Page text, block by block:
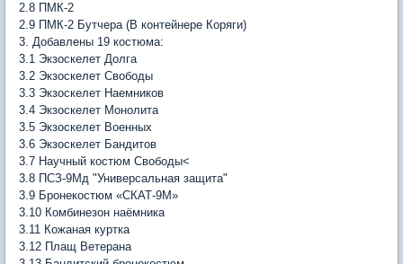
2.8 ПМК-2
2.9 ПМК-2 Бутчера (В контейнере Коряги)
3. Добавлены 19 костюма:
3.1 Экзоскелет Долга
3.2 Экзоскелет Свободы
3.3 Экзоскелет Наемников
3.4 Экзоскелет Монолита
3.5 Экзоскелет Военных
3.6 Экзоскелет Бандитов
3.7 Научный костюм Свободы<
3.8 ПСЗ-9Мд "Универсальная защита"
3.9 Бронекостюм «СКАТ-9М»
3.10 Комбинезон наёмника
3.11 Кожаная куртка
3.12 Плащ Ветерана